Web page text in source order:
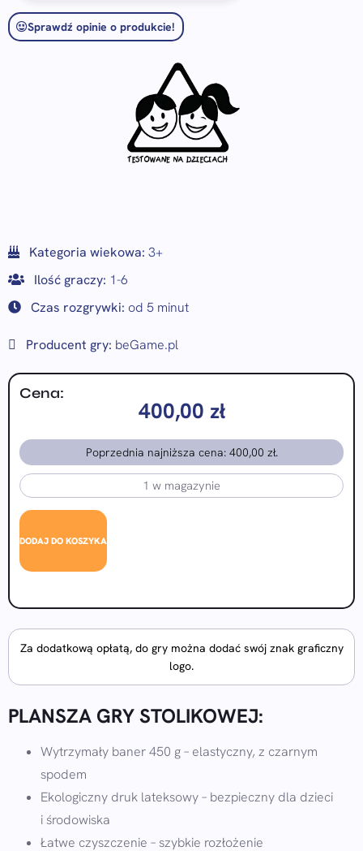
Sprawdź opinie o produkcie!
Kategoria wiekowa: 3+
Ilość graczy: 1-6
Czas rozgrywki: od 5 minut
Producent gry: beGame.pl
Cena:
400,00 zł
Poprzednia najniższa cena: 400,00 zł.
1 w magazynie
DODAJ DO KOSZYKA
Za dodatkową opłatą, do gry można dodać swój znak graficzny
logo.
PLANSZA GRY STOLIKOWEJ:
Wytrzymały baner 450 g – elastyczny, z czarnym
spodem
Ekologiczny druk lateksowy – bezpieczny dla dzieci
i środowiska
Łatwe czyszczenie – szybkie rozłożenie